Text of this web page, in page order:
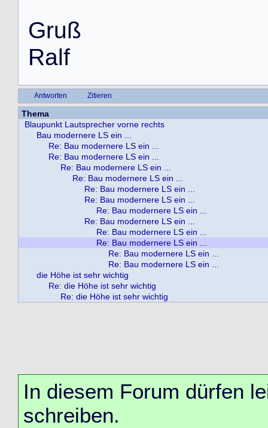
Gruß
Ralf
Antworten Zitieren
Thema
Blaupunkt Lautsprecher vorne rechts
Bau modernere LS ein ...
Re: Bau modernere LS ein ...
Re: Bau modernere LS ein ...
Re: Bau modernere LS ein ...
Re: Bau modernere LS ein ...
Re: Bau modernere LS ein ...
Re: Bau modernere LS ein ...
Re: Bau modernere LS ein ...
Re: Bau modernere LS ein ...
Re: Bau modernere LS ein ...
Re: Bau modernere LS ein ...
Re: Bau modernere LS ein ...
Re: Bau modernere LS ein ...
die Höhe ist sehr wichtig
Re: die Höhe ist sehr wichtig
Re: die Höhe ist sehr wichtig
In diesem Forum dürfen
schreiben.